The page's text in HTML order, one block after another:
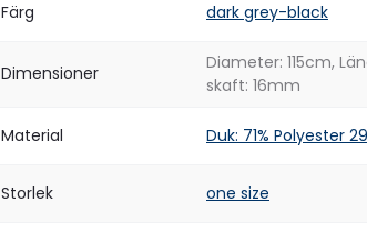
Färg dark grey-black
Dimensioner
Diameter: 115cm,
skaft: 16mm
Material Duk: 71% Polyester
Storlek one size